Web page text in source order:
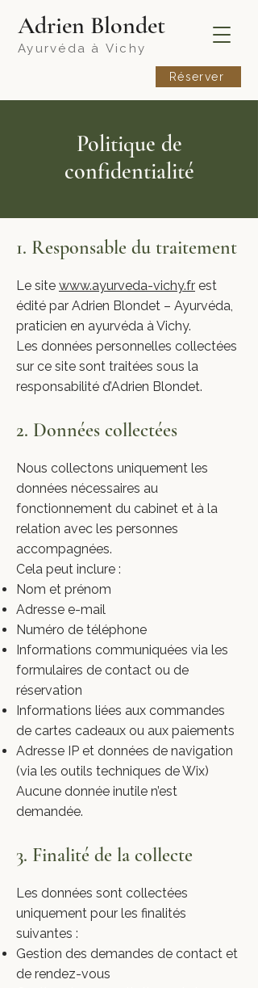
​Adrien Blondet
Ayurvéda à Vichy
Réserver
Politique de
confidentialité
​1. Responsable du traitement
Le site www.ayurveda-vichy.fr est
édité par Adrien Blondet – Ayurvéda,
praticien en ayurvéda à Vichy.
Les données personnelles collectées
sur ce site sont traitées sous la
responsabilité d’Adrien Blondet.
2. Données collectées
Nous collectons uniquement les
données nécessaires au
fonctionnement du cabinet et à la
relation avec les personnes
accompagnées.
Cela peut inclure :
Nom et prénom
Adresse e-mail
Numéro de téléphone
Informations communiquées via les
formulaires de contact ou de
réservation
Informations liées aux commandes
de cartes cadeaux ou aux paiements
Adresse IP et données de navigation
(via les outils techniques de Wix)
Aucune donnée inutile n’est
demandée.
3. Finalité de la collecte
Les données sont collectées
uniquement pour les finalités
suivantes :
Gestion des demandes de contact et
de rendez-vous